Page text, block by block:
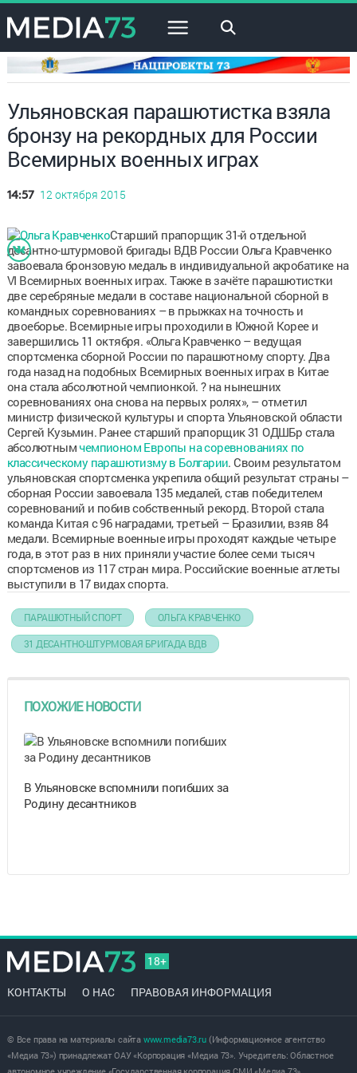
×
Ульяновская парашютистка взяла
бронзу на рекордных для России
Всемирных военных играх
14:57 12 октября 2015
Старший прапорщик 31-й отдельной
десантно-штурмовой бригады ВДВ России Ольга Кравченко
завоевала бронзовую медаль в индивидуальной акробатике на
VI Всемирных военных играх. Также в зачёте парашютистки
две серебряные медали в составе национальной сборной в
командных соревнованиях – в прыжках на точность и
двоеборье. Всемирные игры проходили в Южной Корее и
завершились 11 октября. «Ольга Кравченко – ведущая
спортсменка сборной России по парашютному спорту. Два
года назад на подобных Всемирных военных играх в Китае
она стала абсолютной чемпионкой. ? на нынешних
соревнованиях она снова на первых ролях», – отметил
министр физической культуры и спорта Ульяновской области
Сергей Кузьмин. Ранее старший прапорщик 31 ОДШБр стала
абсолютным чемпионом Европы на соревнованиях по
классическому парашютизму в Болгарии. Своим результатом
ульяновская спортсменка укрепила общий результат страны –
сборная России завоевала 135 медалей, став победителем
соревнований и побив собственный рекорд. Второй стала
команда Китая с 96 наградами, третьей – Бразилии, взяв 84
медали. Всемирные военные игры проходят каждые четыре
года, в этот раз в них приняли участие более семи тысяч
спортсменов из 117 стран мира. Российские военные атлеты
выступили в 17 видах спорта.
ПАРАШЮТНЫЙ СПОРТ ОЛЬГА КРАВЧЕНКО
31 ДЕСАНТНО-ШТУРМОВАЯ БРИГАДА ВДВ
ПОХОЖИЕ НОВОСТИ
В Ульяновске вспомнили погибших за
Родину десантников
18+
КОНТАКТЫ О НАС ПРАВОВАЯ ИНФОРМАЦИЯ
© Все права на материалы сайта www.media73.ru(Информационное агентство
«Медиа 73») принадлежат ОАУ «Корпорация «Медиа 73». Учредитель: Областное